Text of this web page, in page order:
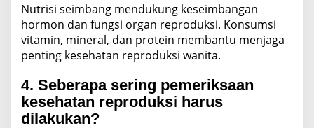
Nutrisi seimbang mendukung keseimbangan
hormon dan fungsi organ reproduksi. Konsumsi
vitamin, mineral, dan protein membantu menjaga
penting kesehatan reproduksi wanita.
4. Seberapa sering pemeriksaan
kesehatan reproduksi harus
dilakukan?